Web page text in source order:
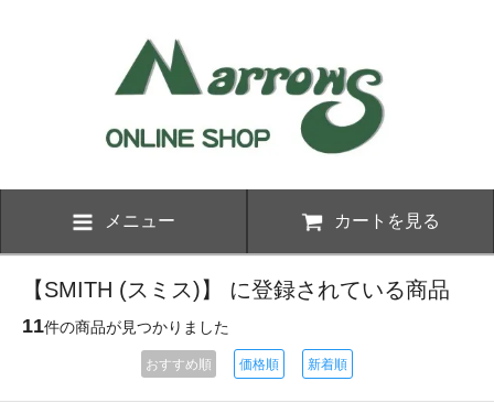
メニュー カートを見る
【SMITH (スミス)】 に登録されている商品
11件の商品が見つかりました
おすすめ順 価格順 新着順